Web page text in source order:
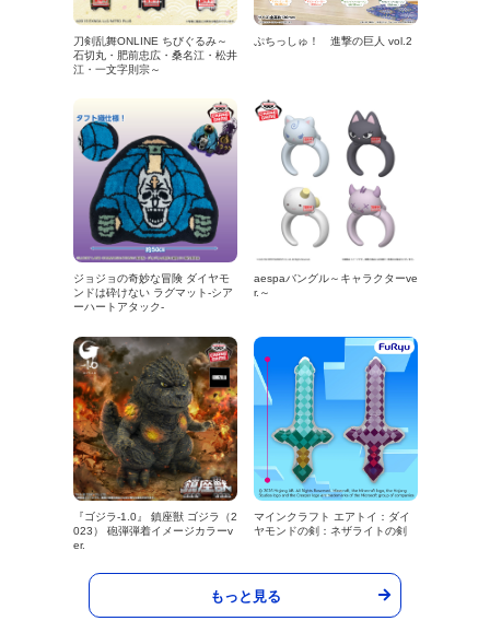
刀剣乱舞ONLINE ちびぐるみ～
石切丸・肥前忠広・桑名江・松井
江・一文字則宗～
ぷちっしゅ！ 進撃の巨人 vol.2
ジョジョの奇妙な冒険 ダイヤモ
ンドは砕けない ラグマット-シア
ーハートアタック-
aespaバングル～キャラクターve
r.～
『ゴジラ-1.0』 鎮座獣 ゴジラ（2
023） 砲弾弾着イメージカラーv
er.
マインクラフト エアトイ：ダイ
ヤモンドの剣：ネザライトの剣
もっと見る